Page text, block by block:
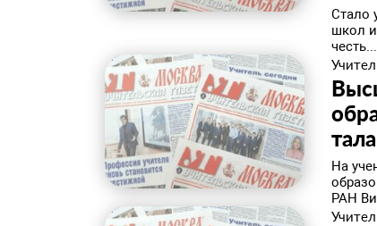
Стало
школ
честь...
На
РАН